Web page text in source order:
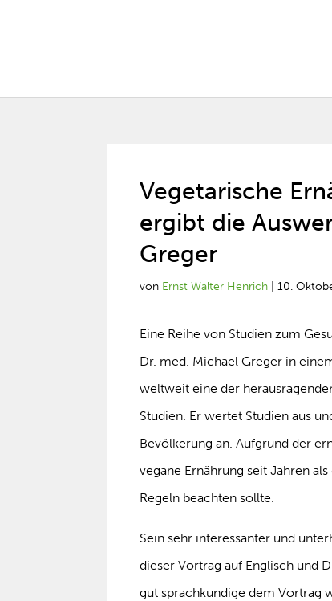
Vegetarische
ergibt die
Greger
von Ernst Walter Henrich |10.
Eine Reihe von Studien zum
Dr. med. Michael Greger in
weltweit eine der
Studien. Er wertet Studien aus
Bevölkerung an. Aufgrund der
vegane Ernährung seit Jahren
Regeln beachten sollte.
Sein sehr interessanter und
dieser Vortrag auf Englisch und
gut sprachkundige dem Vortrag